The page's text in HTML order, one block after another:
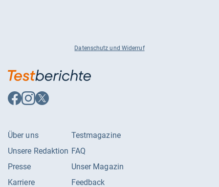
Datenschutz und Widerruf
Auf
Facebook
Auf
Instagram
Auf
X
Über uns
Unsere Redaktion
Presse
Karriere
Testmagazine
FAQ
Unser Magazin
Feedback